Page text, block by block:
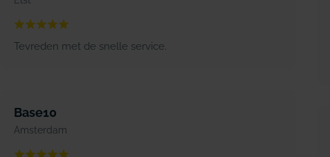
Tevreden met de snelle service.
Base10
Amsterdam